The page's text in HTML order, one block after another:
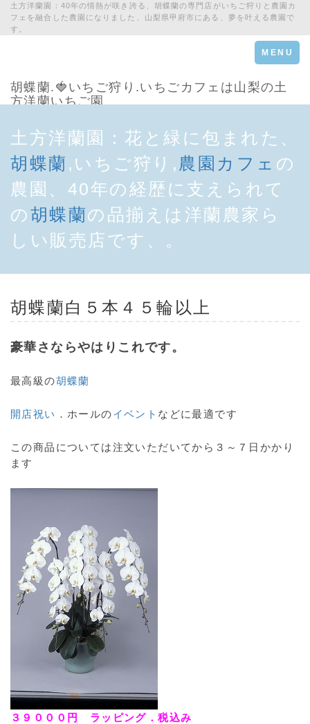
土方洋蘭園：40年の情熱が咲き誇る、胡蝶蘭の専門店がいちご狩りと農園カ
フェを融合した農園になりました、山梨県甲府市にある、夢を叶える農園で
す。
Toggle
navigation
MENU
胡蝶蘭.🍓いちご狩り.いちごカフェは山梨の土
方洋蘭いちご園
土方洋蘭園：花と緑に包まれた、
胡蝶蘭 ,いちご狩り, 農園カフェ の
農園、40年の経歴に支えられて
の胡蝶蘭の品揃えは洋蘭農家ら
しい販売店です、。
胡蝶蘭白５本４５輪以上
豪華さならやはりこれです。
最高級の胡蝶蘭
開店祝い ．ホールのイベント などに最適です
この商品については注文いただいてから３～７日かかり
ます
３９０００円 ラッピング．税込み